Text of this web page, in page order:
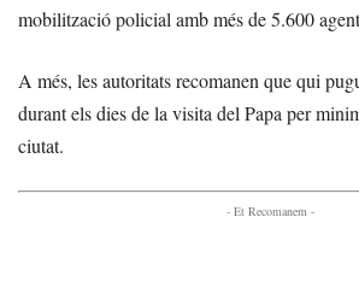
mobilització policial amb més de 5.600
A més, les autoritats recomanen que qui
durant els dies de la visita del Papa per
ciutat.
- Et Recomanem -